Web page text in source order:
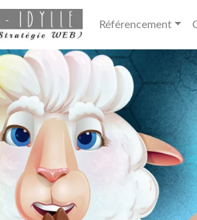
Référencement